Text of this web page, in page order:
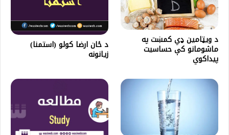
د ویټامین ډي کمښت په
ماشومانو کې حساسیت
پیداکوي
د ځان ارضا کولو (استمنا)
زیانونه